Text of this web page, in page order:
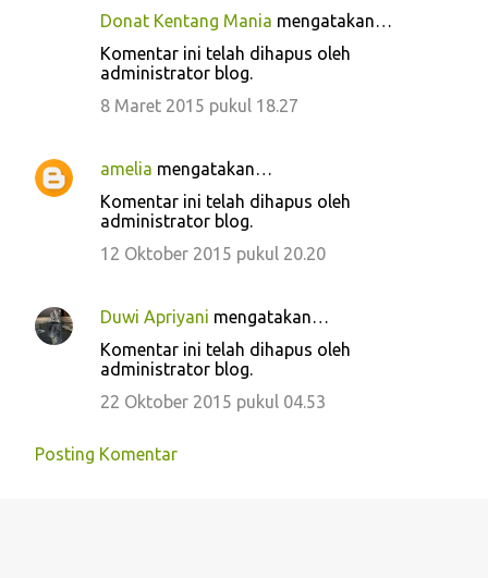
Donat Kentang Mania mengatakan…
Komentar ini telah dihapus oleh
administrator blog.
8 Maret 2015 pukul 18.27
amelia mengatakan…
Komentar ini telah dihapus oleh
administrator blog.
12 Oktober 2015 pukul 20.20
Duwi Apriyani mengatakan…
Komentar ini telah dihapus oleh
administrator blog.
22 Oktober 2015 pukul 04.53
Posting Komentar